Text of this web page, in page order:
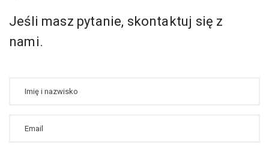
Jeśli masz pytanie, skontaktuj się z
nami.